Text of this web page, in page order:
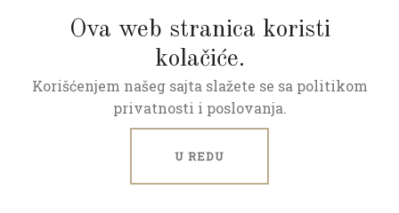
Ova web stranica koristi
kolačiće.
Korišćenjem našeg sajta slažete se sa politikom
privatnosti i poslovanja.
U REDU
3.0 72 m2 8/10
Stan na odličnoj lokaciji